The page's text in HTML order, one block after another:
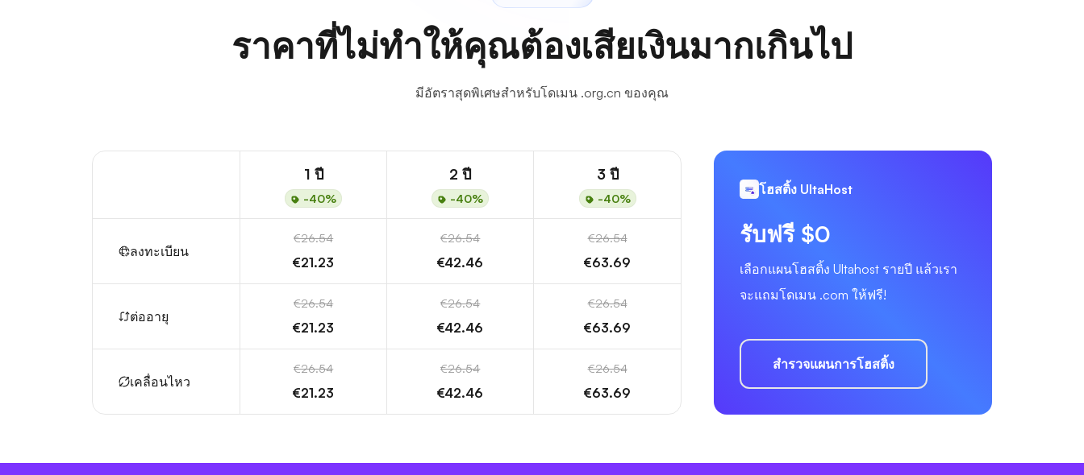
ราคาที่ไม่ทำให้คุณต้องเสียเงินมากเกินไป
มีอัตราสุดพิเศษสำหรับโดเมน .org.cn ของคุณ
1 ปี
-40%
2 ปี
-40%
3 ปี
-40%
ลงทะเบียน
€26.54
€21.23
€26.54
€42.46
€26.54
€63.69
ต่ออายุ
€26.54
€21.23
€26.54
€42.46
€26.54
€63.69
เคลื่อนไหว
€26.54
€21.23
€26.54
€42.46
€26.54
€63.69
โฮสติ้ง UltaHost
รับฟรี $0
เลือกแผนโฮสติ้ง Ultahost รายปี แล้วเรา
จะแถมโดเมน .com ให้ฟรี!
สำรวจแผนการโฮสติ้ง